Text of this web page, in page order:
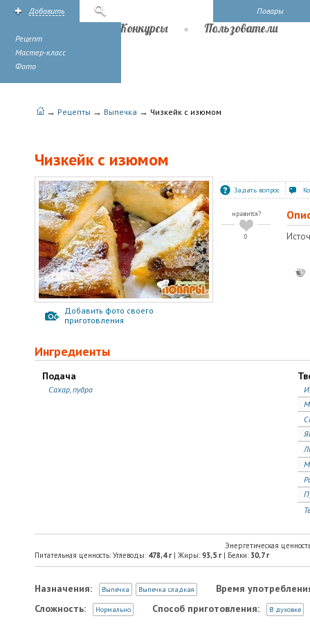
Повары
Добавить
Рецепт
Мастер-класс
Фото
Конкурсы Пользователи
→ Рецепты → Выпечка → Чизкейк с изюмом
Чизкейк с изюмом
Добавить фото своего
приготовления
Задать вопрос
нравится?
0
Ингредиенты
Подача
Сахар, пудра
Энергетическая
Питательная ценность: Углеводы: 478,4г| Жиры: 93,5 г| Белки: 30,7г
Назначения: Выпечка Выпечка сладкая
Время
Сложность:
Нормально Способ приготовления: В духовке